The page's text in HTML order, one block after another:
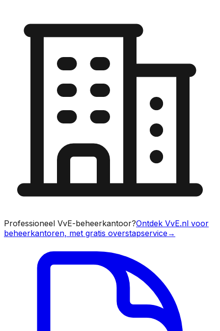
Professioneel VvE-beheerkantoor?Ontdek VvE.nl voor
beheerkantoren, met gratis overstapservice→